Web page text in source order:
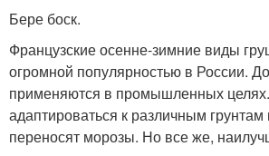
Бере боск.
Французские осенне-зимние виды
огромной популярностью в России.
применяются в промышленных
адаптироваться к различным
переносят морозы. Но все же,